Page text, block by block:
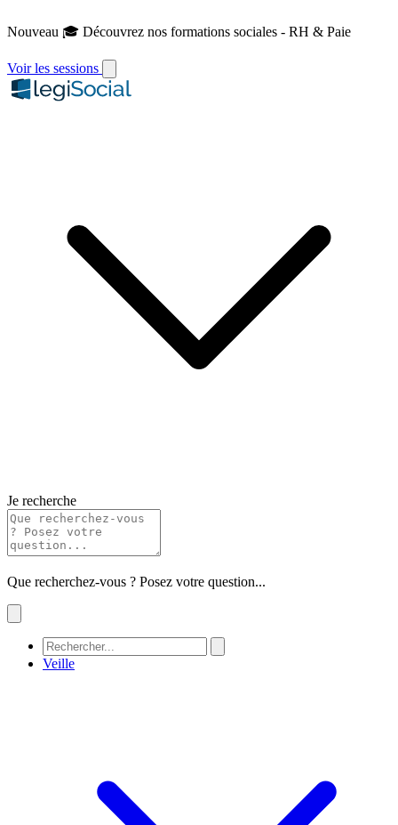
Nouveau 🎓 Découvrez nos formations sociales - RH & Paie
Voir les sessions
Je recherche
Que recherchez-vous ? Posez votre question...
Veille